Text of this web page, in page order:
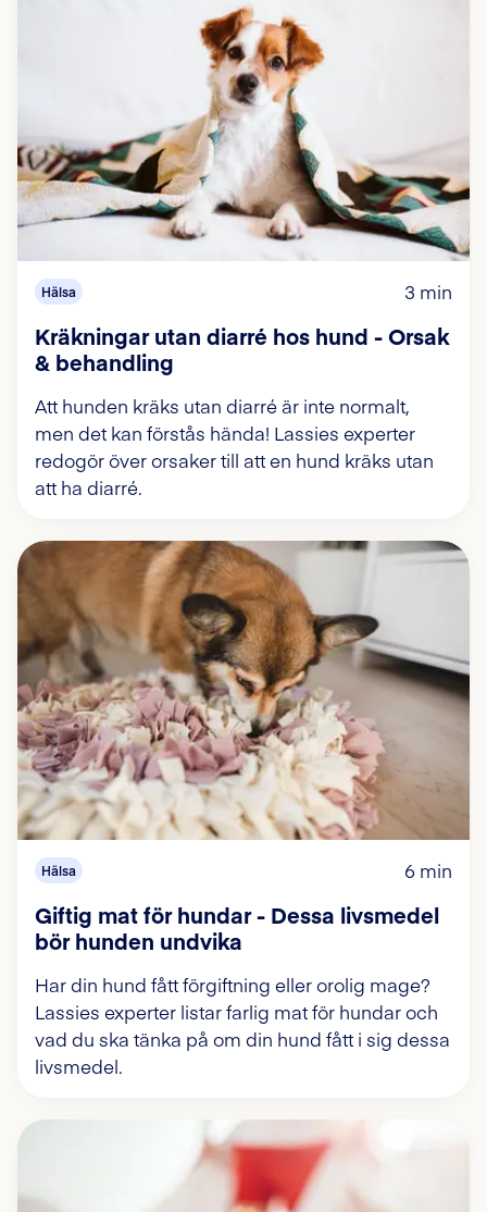
Hälsa 3 min
Kräkningar utan diarré hos hund - Orsak
& behandling
Att hunden kräks utan diarré är inte normalt,
men det kan förstås hända! Lassies experter
redogör över orsaker till att en hund kräks utan
att ha diarré.
Hälsa 6 min
Giftig mat för hundar - Dessa livsmedel
bör hunden undvika
Har din hund fått förgiftning eller orolig mage?
Lassies experter listar farlig mat för hundar och
vad du ska tänka på om din hund fått i sig dessa
livsmedel.